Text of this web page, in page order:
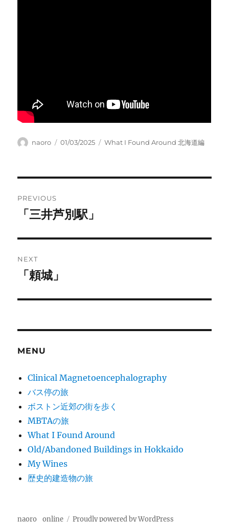
Author
naoro
Posted
01/03/2025 Categories
What I Found Around 北海道編
navigation
PREVIOUS
Previous
「三井芦別駅」
NEXT
Next
「頼城」
MENU
Clinical Magnetoencephalography
バス停の旅
ボストン近郊の街を歩く
MBTAの旅
What I Found Around
Old/Abandoned Buildings in Hokkaido
My Wines
歴史的建造物の旅
naoro_online Proudly powered by WordPress